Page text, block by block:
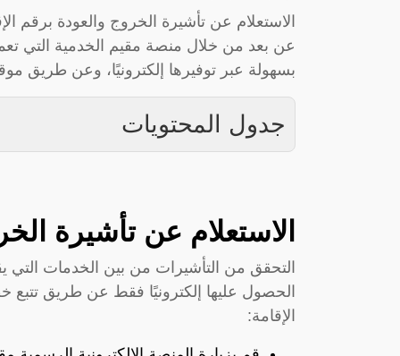
الاستعلام عن تأشيرة الخروج والعودة برقم
عن بعد من خلال منصة مقيم الخدمية التي
بسهولة عبر توفيرها إلكترونيًا، وعن طريق
جدول المحتويات
الاستعلام عن تأشيرة
التحقق من التأشيرات من بين الخدمات التي
الحصول عليها إلكترونيًا فقط عن طريق تتبع
الإقامة: